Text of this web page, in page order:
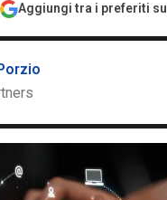
Aggiungi tra i preferiti